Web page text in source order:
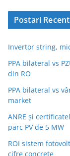
Postari
Invertor string,
PPA bilateral vs
din RO
PPA bilateral vs
market
ANRE și
parc PV de 5 MW
ROI sistem
cifre concrete